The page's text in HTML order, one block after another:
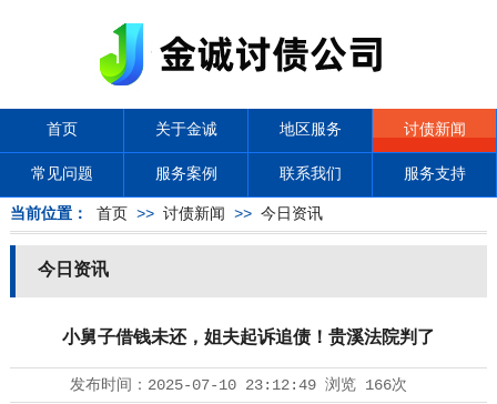
首页 关于金诚 地区服务 讨债新闻
常见问题 服务案例 联系我们 服务支持
当前位置： 首页 >> 讨债新闻 >> 今日资讯
今日资讯
小舅子借钱未还，姐夫起诉追债！贵溪法院判了
发布时间： 2025-07-10 23:12:49浏览 166次